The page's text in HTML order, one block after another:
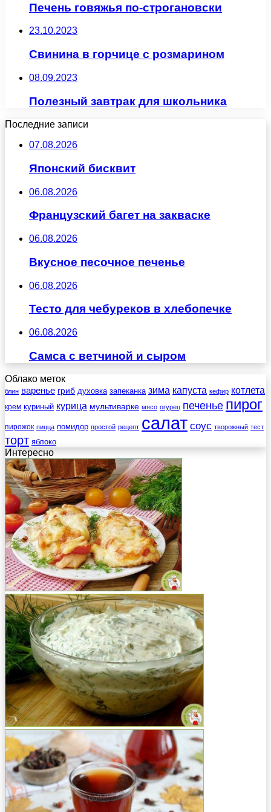
Печень говяжья по-строгановски
23.10.2023
Свинина в горчице с розмарином
08.09.2023
Полезный завтрак для школьника
Последние записи
07.08.2026
Японский бисквит
06.08.2026
Французский багет на закваске
06.08.2026
Вкусное песочное печенье
06.08.2026
Тесто для чебуреков в хлебопечке
06.08.2026
Самса с ветчиной и сыром
Облако меток
блин варенье гриб духовка запеканка зима капуста кефир котлета
крем куриный курица мультиварке мясо огурец печенье пирог
пирожок пицца помидор простой рецепт салат соус творожный тест
торт яблоко
Интересно